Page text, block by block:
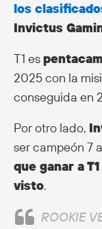
los
Invictus
T1 es
2025 con la
conseguida en
Por otro lado,
ser campeón 7
que ganar a
visto.
ROOKIE